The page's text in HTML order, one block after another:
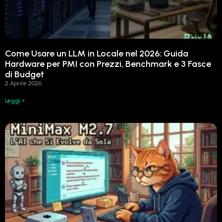
Come Usare un LLM in Locale nel 2026: Guida
Hardware per PMI con Prezzi, Benchmark e 3 Fasce
di Budget
2 Aprile 2026
Leggi »